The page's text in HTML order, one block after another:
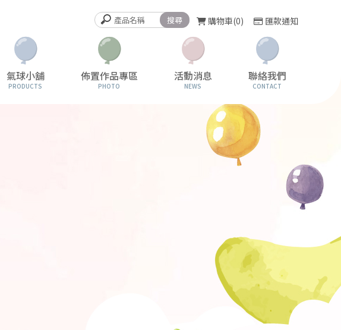
購物車 0 匯款通知
氣球小舖
PRODUCTS
佈置作品專區
PHOTO
活動消息
NEWS
聯絡我們
CONTACT